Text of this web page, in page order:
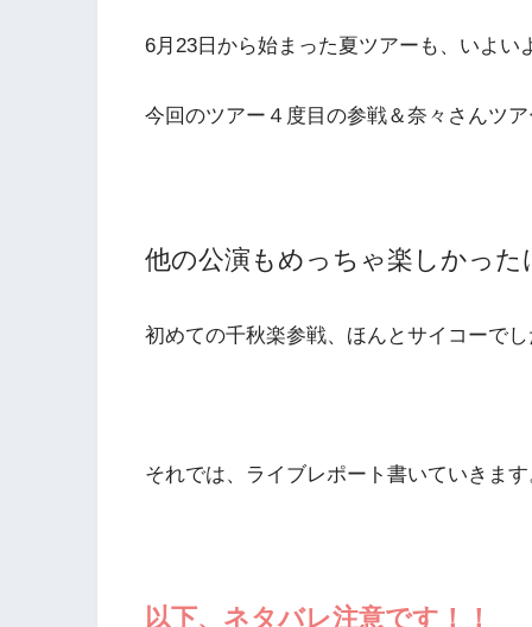
6月23日から始まった夏ツアーも、いよい
今回のツアー４度目の参戦＆奈々さんツ
他の公演もめっちゃ楽しかっ
初めての千秋楽参戦、ほんとサイコーで
それでは、ライブレポート書いていきま
以下、ネタバレ注意です！！